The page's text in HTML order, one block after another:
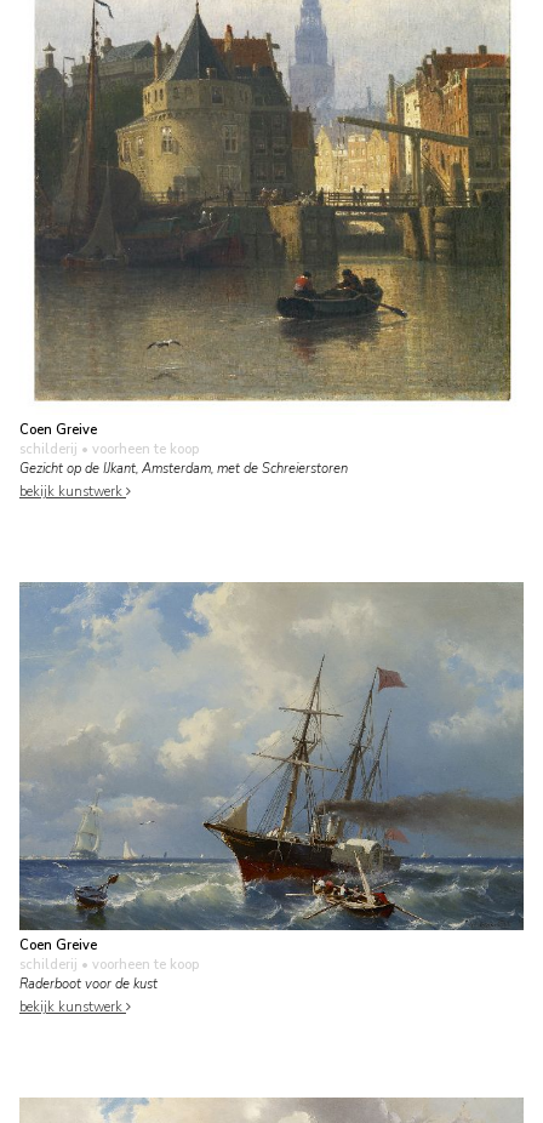
Coen Greive
schilderij • voorheen te koop
Gezicht op de IJkant, Amsterdam, met de Schreierstoren
bekijk kunstwerk
Coen Greive
schilderij • voorheen te koop
Raderboot voor de kust
bekijk kunstwerk